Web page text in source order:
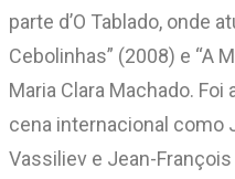
parte d’O Tablado, onde
Cebolinhas” (2008) e “A
Maria Clara Machado.
cena internacional como
Vassiliev e Jean-